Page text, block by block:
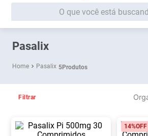
O que você está buscando?
Pasalix
Pasalix 5Produtos
Filtrar
14%OFF
Termos mais buscados
1 º Fralda
3º
5º Fralda G